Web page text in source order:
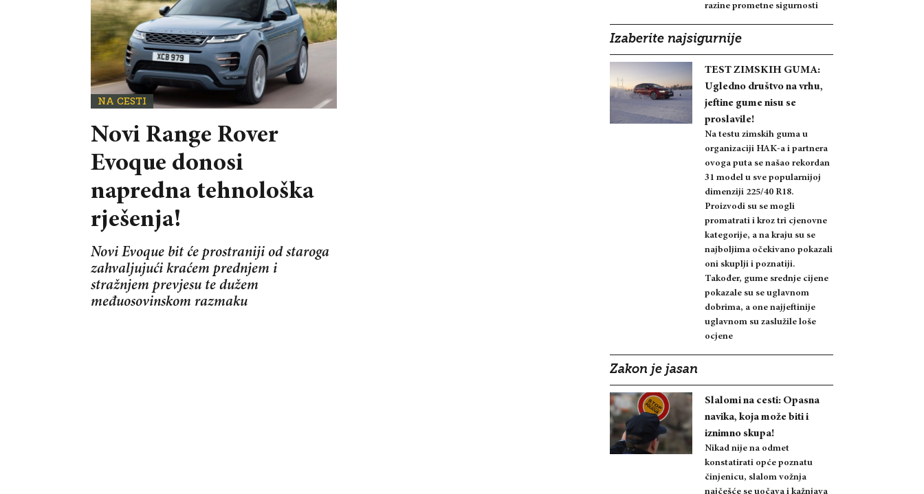
NA CESTI
Novi Range Rover
Evoque donosi
napredna tehnološka
rješenja!
Novi Evoque bit će prostraniji od staroga
zahvaljujući kraćem prednjem i
stražnjem prevjesu te dužem
međuosovinskom razmaku
razine prometne sigurnosti
Izaberite najsigurnije
TEST ZIMSKIH GUMA:
Ugledno društvo na vrhu,
jeftine gume nisu se
proslavile!
Na testu zimskih guma u
organizaciji HAK-a i partnera
ovoga puta se našao rekordan
31 model u sve popularnijoj
dimenziji 225/40 R18.
Proizvodi su se mogli
promatrati i kroz tri cjenovne
kategorije, a na kraju su se
najboljima očekivano pokazali
oni skuplji i poznatiji.
Također, gume srednje cijene
pokazale su se uglavnom
dobrima, a one najjeftinije
uglavnom su zaslužile loše
ocjene
Zakon je jasan
Slalomi na cesti: Opasna
navika, koja može biti i
iznimno skupa!
Nikad nije na odmet
konstatirati opće poznatu
činjenicu, slalom vožnja
najčešće se uočava i kažnjava